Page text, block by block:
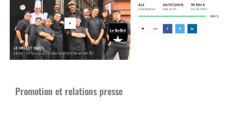
Promotion et relations presse